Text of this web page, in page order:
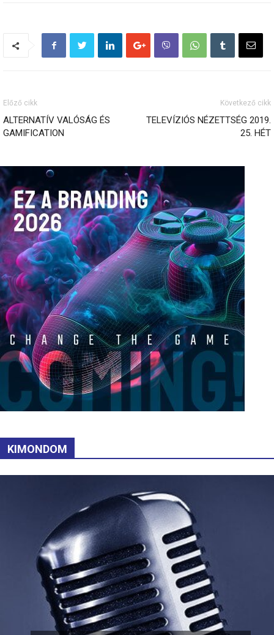
Előző cikk
ALTERNATÍV VALÓSÁG ÉS
GAMIFICATION
Következő cikk
TELEVÍZIÓS NÉZETTSÉG 2019.
25. HÉT
KIMONDOM